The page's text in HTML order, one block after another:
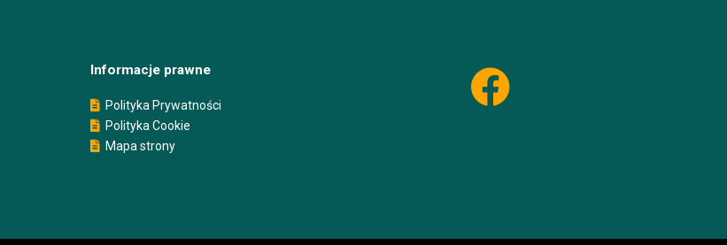
Informacje prawne
Polityka Prywatności
Polityka Cookie
Mapa strony